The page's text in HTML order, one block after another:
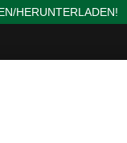
HERUNTERLADEN!